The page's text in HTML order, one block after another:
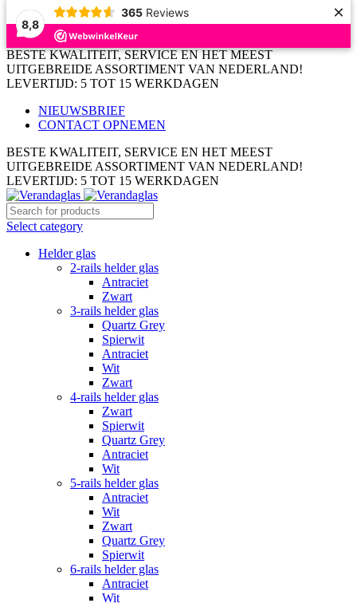
8,8
365 Reviews ×
BESTE KWALITEIT, SERVICE EN HET MEEST
UITGEBREIDE ASSORTIMENT VAN NEDERLAND!
LEVERTIJD: 5 TOT 15 WERKDAGEN
NIEUWSBRIEF
CONTACT OPNEMEN
BESTE KWALITEIT, SERVICE EN HET MEEST
UITGEBREIDE ASSORTIMENT VAN NEDERLAND!
LEVERTIJD: 5 TOT 15 WERKDAGEN
Select category
Helder glas
2-rails helder glas
Antraciet
Zwart
3-rails helder glas
Quartz Grey
Spierwit
Antraciet
Wit
Zwart
4-rails helder glas
Zwart
Spierwit
Quartz Grey
Antraciet
Wit
5-rails helder glas
Antraciet
Wit
Zwart
Quartz Grey
Spierwit
6-rails helder glas
Antraciet
Wit